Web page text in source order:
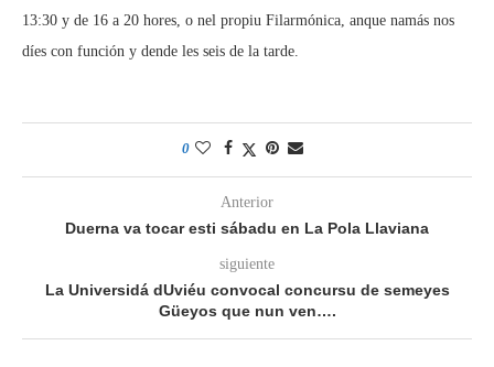
13:30 y de 16 a 20 hores, o nel propiu Filarmónica, anque namás nos
díes con función y dende les seis de la tarde.
0
Anterior
Duerna va tocar esti sábadu en La Pola Llaviana
siguiente
La Universidá dUviéu convocal concursu de semeyes
Güeyos que nun ven….